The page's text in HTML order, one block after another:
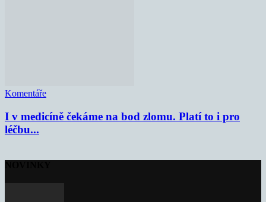
Komentáře
I v medicíně čekáme na bod zlomu. Platí to i pro
léčbu...